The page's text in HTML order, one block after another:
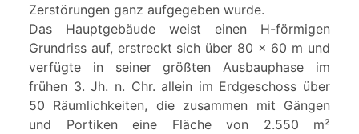
Zerstörungen ganz aufgegeben wurde.
Das Hauptgebäude weist einen H-förmigen
Grundriss auf, erstreckt sich über 80 x 60 m und
verfügte in seiner größten Ausbauphase im
frühen 3. Jh. n. Chr. allein im Erdgeschoss über
50 Räumlichkeiten, die zusammen mit Gängen
und Portiken eine Fläche von 2.550 m²